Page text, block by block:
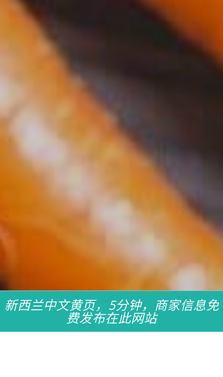
新西兰中文黄页，5分钟，商家信息免
费发布在此网站